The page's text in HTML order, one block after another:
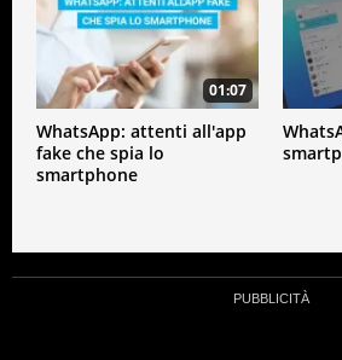
Huawei Ascend D;
Huawei Ascend D1;
Huawei Ascend D2;
Huawei Ascend G740;
Huawei Ascend Mate;
Huawei Ascend P1;
Lenovo A820;
01:07
WhatsApp: attenti all'app
fake che spia lo
smartphone